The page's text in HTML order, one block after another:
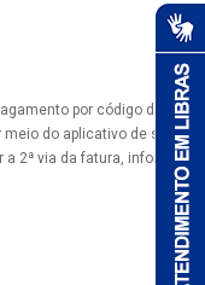
por código de
meio do aplicativo de seu
2ª via da fatura, informar